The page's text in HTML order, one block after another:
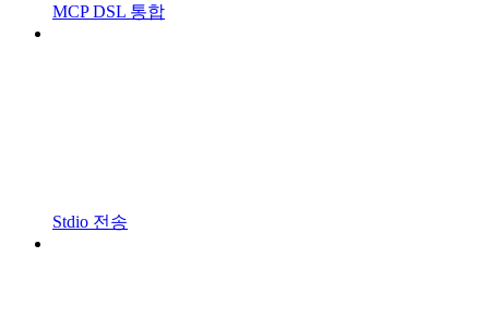
MCP DSL 통합
Stdio 전송